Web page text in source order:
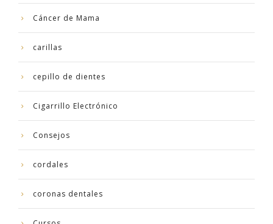
Cáncer de Mama
carillas
cepillo de dientes
Cigarrillo Electrónico
Consejos
cordales
coronas dentales